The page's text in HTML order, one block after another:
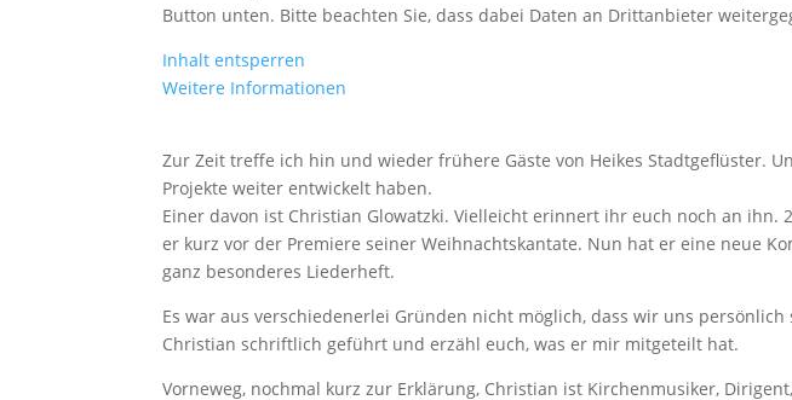
Button unten. Bitte beachten Sie, dass dabei Daten an Drittanbieter
Inhalt entsperren
Weitere Informationen
Zur Zeit treffe ich hin und wieder frühere Gäste von Heikes Stadtgeflüster.
Projekte weiter entwickelt haben.
Einer davon ist Christian Glowatzki. Vielleicht erinnert ihr euch noch an
er kurz vor der Premiere seiner Weihnachtskantate. Nun hat er eine neue
ganz besonderes Liederheft.
Es war aus verschiedenerlei Gründen nicht möglich, dass wir uns
Christian schriftlich geführt und erzähl euch, was er mir mitgeteilt hat.
Vorneweg, nochmal kurz zur Erklärung, Christian ist Kirchenmusiker,